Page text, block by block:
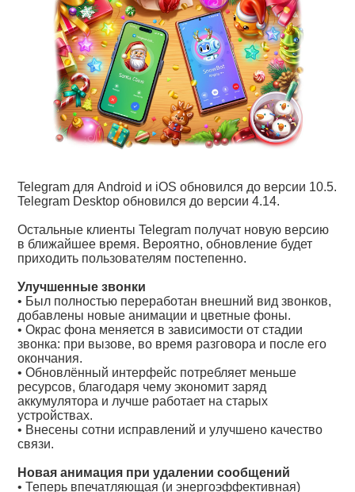
Telegram для Android и iOS обновился до версии 10.5.
Telegram Desktop обновился до версии 4.14.
Остальные клиенты Telegram получат новую версию
в ближайшее время. Вероятно, обновление будет
приходить пользователям постепенно.
Улучшенные звонки
• Был полностью переработан внешний вид звонков,
добавлены новые анимации и цветные фоны.
• Окрас фона меняется в зависимости от стадии
звонка: при вызове, во время разговора и после его
окончания.
• Обновлённый интерфейс потребляет меньше
ресурсов, благодаря чему экономит заряд
аккумулятора и лучше работает на старых
устройствах.
• Внесены сотни исправлений и улучшено качество
связи.
Новая анимация при удалении сообщений
• Теперь впечатляющая (и энергоэффективная)